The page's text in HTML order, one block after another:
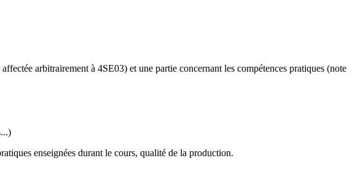
arbitrairement à 4SE03) et une partie concernant les compétences pratiques (note
enseignées durant le cours, qualité de la production.